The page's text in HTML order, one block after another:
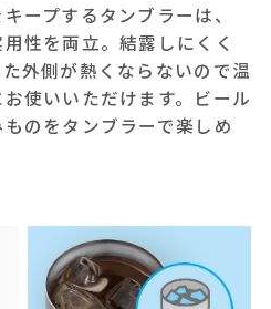
ープするタンブラーは、
性を両立。結露しにくく
外側が熱くならないので温
使いいただけます。ビール
のをタンブラーで楽しめ